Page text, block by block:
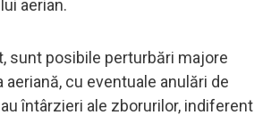
aerian.
sunt posibile perturbări majore
cu eventuale anulări de
întârzieri ale zborurilor, indiferent